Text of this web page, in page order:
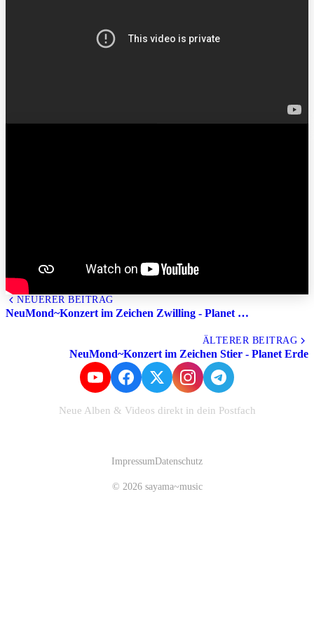
NEUERER BEITRAG
NeuMond~Konzert im Zeichen Zwilling - Planet …
ÄLTERER BEITRAG
NeuMond~Konzert im Zeichen Stier - Planet Erde
Neue Alben & Videos direkt in dein Postfach
ImpressumDatenschutz
© 2026 sayama~music